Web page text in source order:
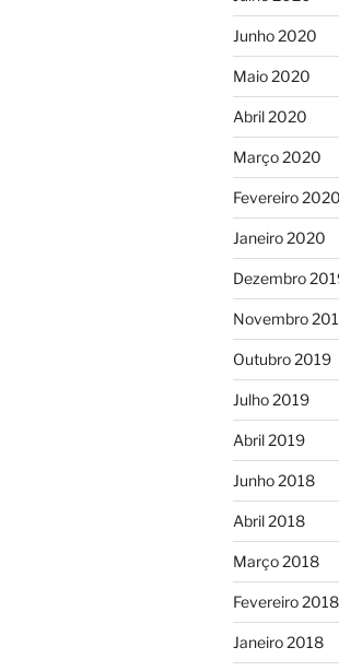
Junho 2020
Maio 2020
Abril 2020
Março 2020
Fevereiro 2020
Janeiro 2020
Dezembro
Novembro
Outubro 2019
Julho 2019
Abril 2019
Junho 2018
Abril 2018
Março 2018
Fevereiro 2018
Janeiro 2018